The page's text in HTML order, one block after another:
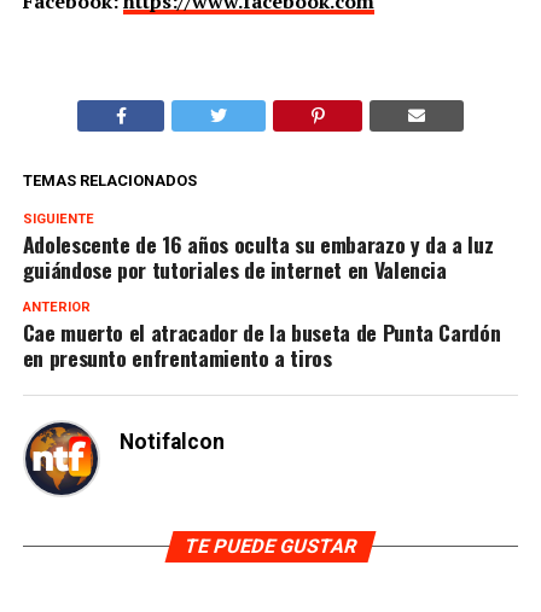
TEMAS RELACIONADOS
SIGUIENTE
Adolescente de 16 años oculta su embarazo y da a luz
guiándose por tutoriales de internet en Valencia
ANTERIOR
Cae muerto el atracador de la buseta de Punta Cardón
en presunto enfrentamiento a tiros
Notifalcon
TE PUEDE GUSTAR